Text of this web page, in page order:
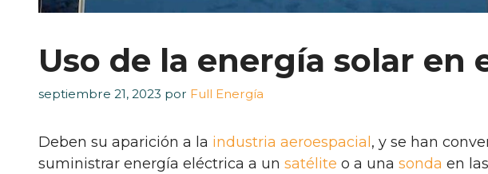
Uso de la energía solar en
septiembre 21, 2023 por Full Energía
Deben su aparición a la industria aeroespacial , y se han
suministrar energía eléctrica a un satélite o a una sonda en